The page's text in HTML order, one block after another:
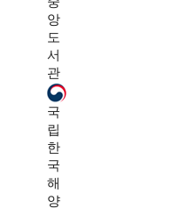
앙
도
서
관
국
립
한
국
해
양